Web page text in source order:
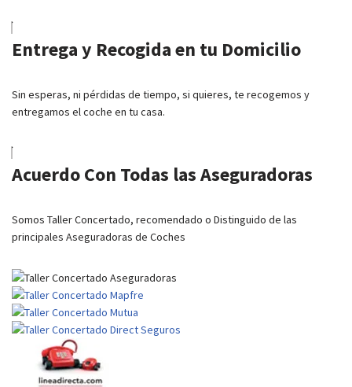
Entrega y Recogida en tu Domicilio
Sin esperas, ni pérdidas de tiempo, si quieres, te recogemos y
entregamos el coche en tu casa.
Acuerdo Con Todas las Aseguradoras
Somos Taller Concertado, recomendado o Distinguido de las
principales Aseguradoras de Coches